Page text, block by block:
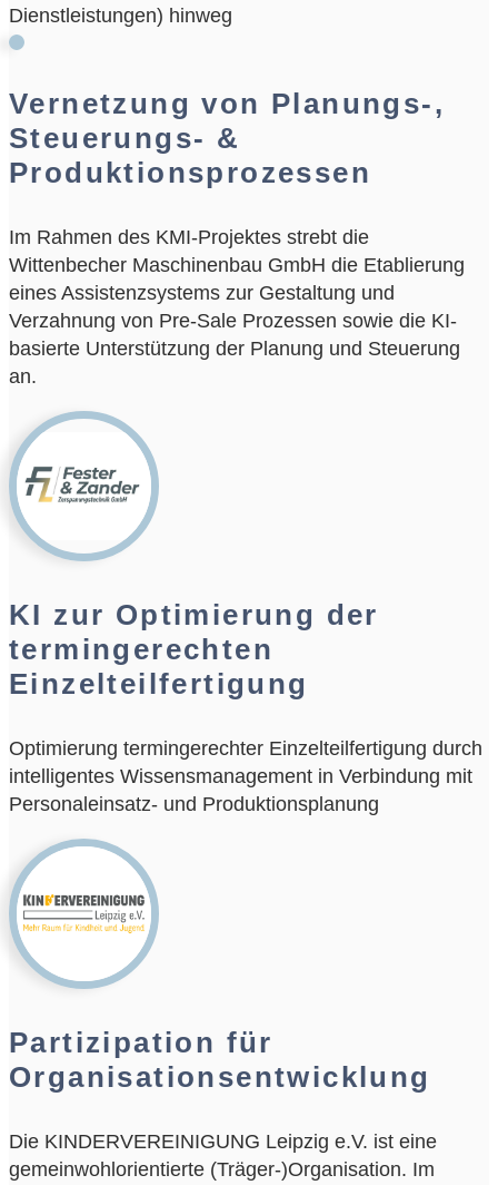
Dienstleistungen) hinweg
Vernetzung von Planungs-,
Steuerungs- &
Produktionsprozessen
Im Rahmen des KMI-Projektes strebt die
Wittenbecher Maschinenbau GmbH die Etablierung
eines Assistenzsystems zur Gestaltung und
Verzahnung von Pre-Sale Prozessen sowie die KI-
basierte Unterstützung der Planung und Steuerung
an.
KI zur Optimierung der
termingerechten
Einzelteilfertigung
Optimierung termingerechter Einzelteilfertigung durch
intelligentes Wissensmanagement in Verbindung mit
Personaleinsatz- und Produktionsplanung
Partizipation für
Organisationsentwicklung
Die KINDERVEREINIGUNG Leipzig e.V. ist eine
gemeinwohlorientierte (Träger-)Organisation. Im